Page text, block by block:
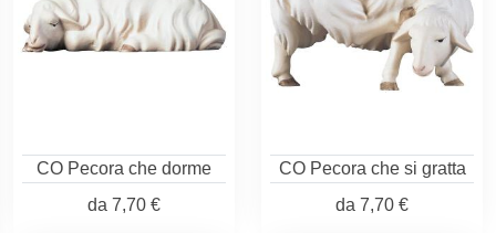
CO Pecora che dorme
da 7,70 €
CO Pecora che si gratta
da 7,70 €